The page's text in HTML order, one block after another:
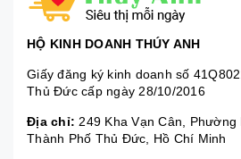
HỘ KINH DOANH THÚY ANH
Giấy đăng ký kinh doanh số
Thủ Đức cấp ngày 28/10/2016
Địa chỉ: 249 Kha Vạn Cân, Phường
Thành Phố Thủ Đức, Hồ Chí Minh